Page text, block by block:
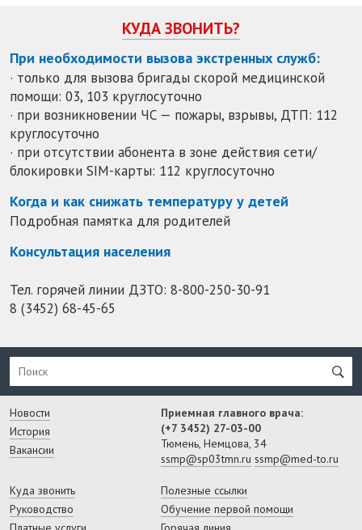
КУДА ЗВОНИТЬ?
При необходимости вызова экстренных служб:
· только для вызова бригады скорой медицинской
помощи: 03, 103 круглосуточно
· при возникновении ЧС — пожары, взрывы, ДТП: 112
круглосуточно
· при отсутствии абонента в зоне действия сети/
блокировки SIM-карты: 112 круглосуточно
Когда и как снижать температуру у детей
Подробная памятка для родителей
Консультация населения
Тел. горячей линии ДЗТО: 8-800-250-30-91
8 (3452) 68-45-65
Новости
История
Вакансии
Приемная главного врача:
(+7 3452) 27-03-00
Тюмень, Немцова, 34
ssmp@sp03tmn.ru ssmp@med-to.ru
Куда звонить
Руководство
Полезные ссылки
Обучение первой помощи